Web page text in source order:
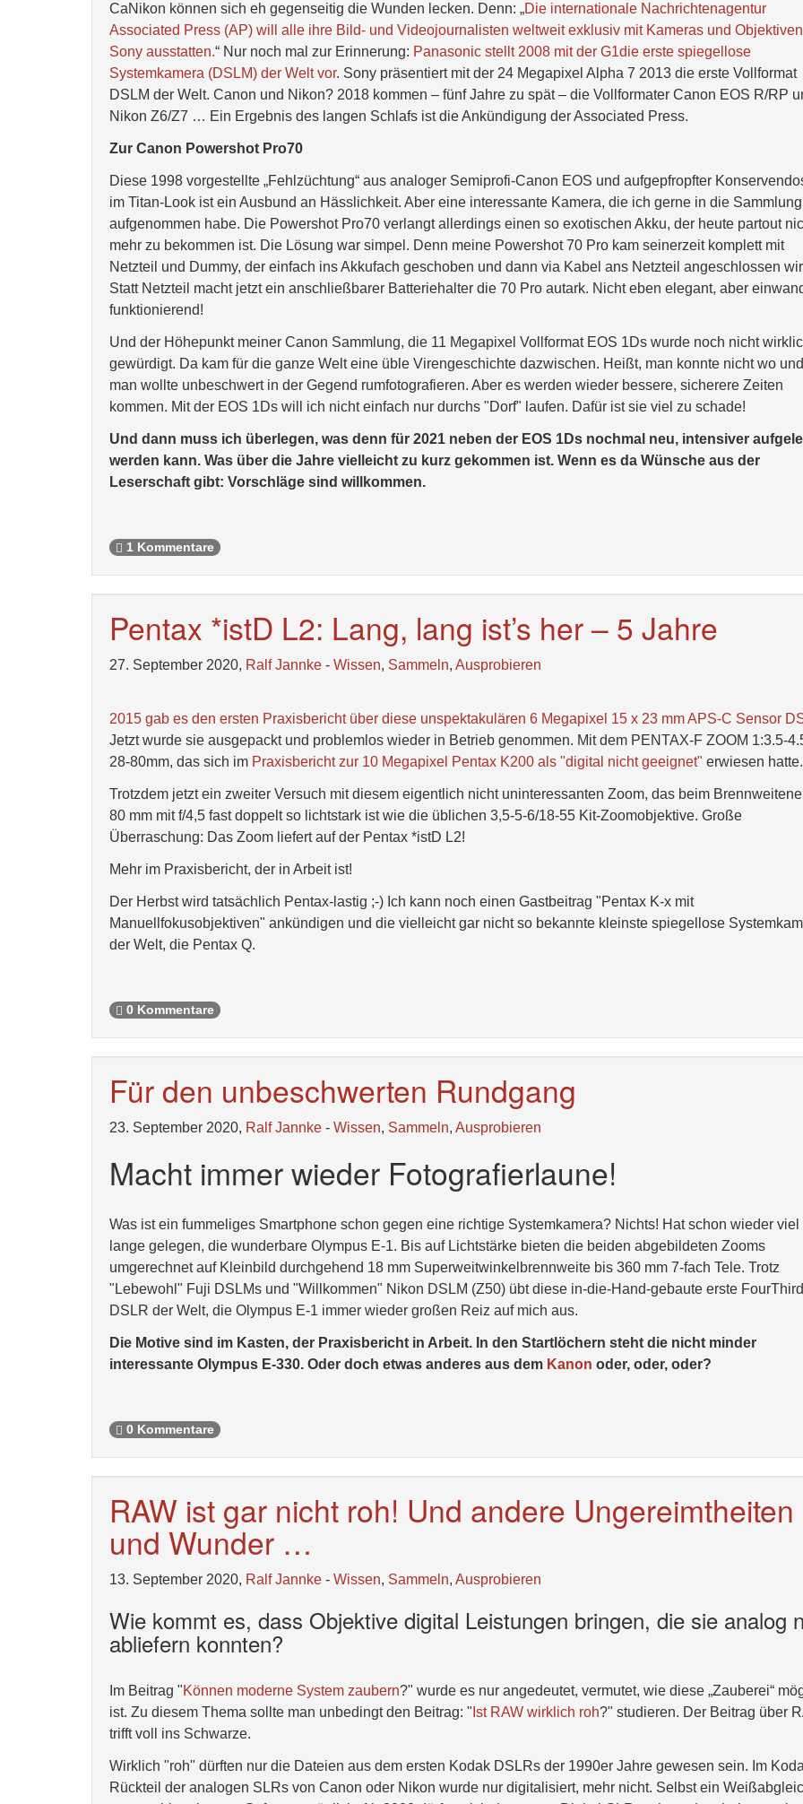
CaNikon können sich eh gegenseitig die Wunden lecken. Denn: „Die internationale Nachrichtenagentur
Associated Press (AP) will alle ihre Bild- und Videojournalisten weltweit exklusiv mit Kameras und
Sony ausstatten.“ Nur noch mal zur Erinnerung: Panasonic stellt 2008 mit der G1die erste spiegellose
Systemkamera (DSLM) der Welt vor. Sony präsentiert mit der 24 Megapixel Alpha 7 2013 die erste Vollformat
DSLM der Welt. Canon und Nikon? 2018 kommen – fünf Jahre zu spät – die Vollformater Canon EOS R/RP
Nikon Z6/Z7 … Ein Ergebnis des langen Schlafs ist die Ankündigung der Associated Press.
Zur Canon Powershot Pro70
Diese 1998 vorgestellte „Fehlzüchtung“ aus analoger Semiprofi-Canon EOS und aufgepfropfter
im Titan-Look ist ein Ausbund an Hässlichkeit. Aber eine interessante Kamera, die ich gerne in die Sammlung
aufgenommen habe. Die Powershot Pro70 verlangt allerdings einen so exotischen Akku, der heute partout
mehr zu bekommen ist. Die Lösung war simpel. Denn meine Powershot 70 Pro kam seinerzeit komplett mit
Netzteil und Dummy, der einfach ins Akkufach geschoben und dann via Kabel ans Netzteil angeschlossen
Statt Netzteil macht jetzt ein anschließbarer Batteriehalter die 70 Pro autark. Nicht eben elegant, aber
funktionierend!
Und der Höhepunkt meiner Canon Sammlung, die 11 Megapixel Vollformat EOS 1Ds wurde noch nicht
gewürdigt. Da kam für die ganze Welt eine üble Virengeschichte dazwischen. Heißt, man konnte nicht wo
man wollte unbeschwert in der Gegend rumfotografieren. Aber es werden wieder bessere, sicherere Zeiten
kommen. Mit der EOS 1Ds will ich nicht einfach nur durchs "Dorf" laufen. Dafür ist sie viel zu schade!
Und dann muss ich überlegen, was denn für 2021 neben der EOS 1Ds nochmal neu, intensiver
werden kann. Was über die Jahre vielleicht zu kurz gekommen ist. Wenn es da Wünsche aus der
Leserschaft gibt: Vorschläge sind willkommen.
1 Kommentare
Pentax *istD L2: Lang, lang ist’s her – 5 Jahre
27. September 2020, Ralf Jannke - Wissen, Sammeln, Ausprobieren
2015 gab es den ersten Praxisbericht über diese unspektakulären 6 Megapixel 15 x 23 mm APS-C Sensor
Jetzt wurde sie ausgepackt und problemlos wieder in Betrieb genommen. Mit dem PENTAX-F ZOOM 1:3.5-
28-80mm, das sich im Praxisbericht zur 10 Megapixel Pentax K200 als "digital nicht geeignet" erwiesen hatte.
Trotzdem jetzt ein zweiter Versuch mit diesem eigentlich nicht uninteressanten Zoom, das beim
80 mm mit f/4,5 fast doppelt so lichtstark ist wie die üblichen 3,5-5-6/18-55 Kit-Zoomobjektive. Große
Überraschung: Das Zoom liefert auf der Pentax *istD L2!
Mehr im Praxisbericht, der in Arbeit ist!
Der Herbst wird tatsächlich Pentax-lastig ;-) Ich kann noch einen Gastbeitrag "Pentax K-x mit
Manuellfokusobjektiven" ankündigen und die vielleicht gar nicht so bekannte kleinste spiegellose
der Welt, die Pentax Q.
0 Kommentare
Für den unbeschwerten Rundgang
23. September 2020, Ralf Jannke - Wissen, Sammeln, Ausprobieren
Macht immer wieder Fotografierlaune!
Was ist ein fummeliges Smartphone schon gegen eine richtige Systemkamera? Nichts! Hat schon wieder viel
lange gelegen, die wunderbare Olympus E-1. Bis auf Lichtstärke bieten die beiden abgebildeten Zooms
umgerechnet auf Kleinbild durchgehend 18 mm Superweitwinkelbrennweite bis 360 mm 7-fach Tele. Trotz
"Lebewohl" Fuji DSLMs und "Willkommen" Nikon DSLM (Z50) übt diese in-die-Hand-gebaute erste
DSLR der Welt, die Olympus E-1 immer wieder großen Reiz auf mich aus.
Die Motive sind im Kasten, der Praxisbericht in Arbeit. In den Startlöchern steht die nicht minder
interessante Olympus E-330. Oder doch etwas anderes aus dem Kanon oder, oder, oder?
0 Kommentare
RAW ist gar nicht roh! Und andere Ungereimtheiten
und Wunder …
13. September 2020, Ralf Jannke - Wissen, Sammeln, Ausprobieren
Wie kommt es, dass Objektive digital Leistungen bringen, die sie analog
abliefern konnten?
Im Beitrag "Können moderne System zaubern?" wurde es nur angedeutet, vermutet, wie diese „Zauberei“
ist. Zu diesem Thema sollte man unbedingt den Beitrag: " Ist RAW wirklich roh?" studieren. Der Beitrag über
trifft voll ins Schwarze.
Wirklich "roh" dürften nur die Dateien aus dem ersten Kodak DSLRs der 1990er Jahre gewesen sein. Im
Rückteil der analogen SLRs von Canon oder Nikon wurde nur digitalisiert, mehr nicht. Selbst ein